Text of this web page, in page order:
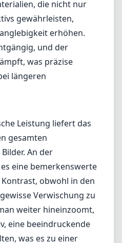
gesamten
An der
eine bemerkenswerte
obwohl in den
Verwischung zu
weiter hineinzoomt,
eine beeindruckende
was es zu einer
oder Tierfotografie
ist. Das
angemessenes Maß
Aberration;
Brennweiten,
Verzerrungen
werden.
Canons